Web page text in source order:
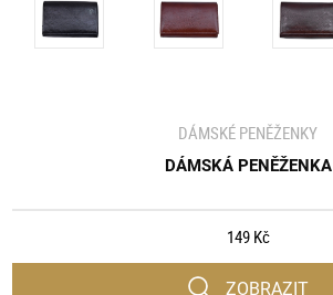
DÁMSKÉ PENĚŽENKY
DÁMSKÁ PENĚŽENKA
149 Kč
ZOBRAZIT